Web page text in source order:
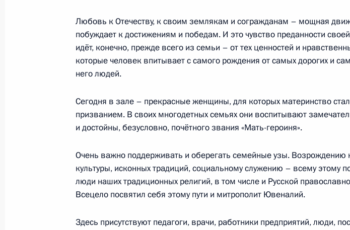
Открытие объектов здравоохранения в регионах России
15 февраля 2023 года, 18:05
Рабочая поездка Марии Львовой-Беловой в новые субъекты
России, Крым и Севастополь
6 февраля 2023 года, 20:00
Церемония вручения государственных наград
20 декабря 2022 года, 14:30
Любовь к Отечеству, к своим землякам и согражданам – мощная
побуждает к достижениям и победам. И это чувство преданности
идёт, конечно, прежде всего из семьи – от тех ценностей и
которые человек впитывает с самого рождения от самых дорогих и
него людей.
Сегодня в зале – прекрасные женщины, для которых материнство
призванием. В своих многодетных семьях они воспитывают
и достойны, безусловно, почётного звания «Мать-героиня».
Очень важно поддерживать и оберегать семейные узы. Возрождению
культуры, исконных традиций, социальному служению – всему этому
люди наших традиционных религий, в том числе и Русской
Всецело посвятил себя этому пути и митрополит Ювеналий.
Здесь присутствуют педагоги, врачи, работники предприятий, люди,